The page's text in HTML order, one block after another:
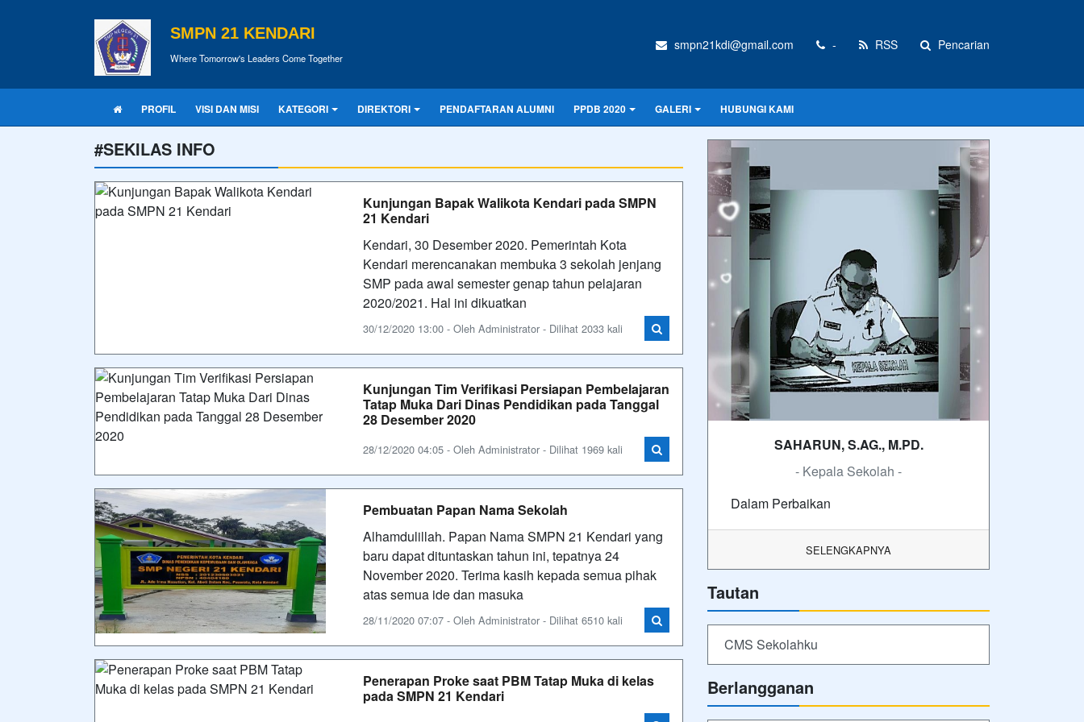
SMPN 21 KENDARI
Where Tomorrow's Leaders Come Together
smpn21kdi@gmail.com - RSS Pencarian
PROFIL VISI DAN MISI KATEGORI DIREKTORI PENDAFTARAN ALUMNI PPDB 2020 GALERI HUBUNGI KAMI
#SEKILAS INFO
Kunjungan Bapak Walikota Kendari pada SMPN
21 Kendari
Kendari, 30 Desember 2020. Pemerintah Kota
Kendari merencanakan membuka 3 sekolah jenjang
SMP pada awal semester genap tahun pelajaran
2020/2021. Hal ini dikuatkan
30/12/2020 13:00 - Oleh Administrator - Dilihat 2033 kali
Kunjungan Tim Verifikasi Persiapan Pembelajaran
Tatap Muka Dari Dinas Pendidikan pada Tanggal
28 Desember 2020
28/12/2020 04:05 - Oleh Administrator - Dilihat 1969 kali
Pembuatan Papan Nama Sekolah
Alhamdulillah. Papan Nama SMPN 21 Kendari yang
baru dapat dituntaskan tahun ini, tepatnya 24
November 2020. Terima kasih kepada semua pihak
atas semua ide dan masuka
28/11/2020 07:07 - Oleh Administrator - Dilihat 6510 kali
Penerapan Proke saat PBM Tatap Muka di kelas
pada SMPN 21 Kendari
SAHARUN, S.AG., M.PD.
- Kepala Sekolah -
Dalam Perbaikan
SELENGKAPNYA
Tautan
CMS Sekolahku
Berlangganan